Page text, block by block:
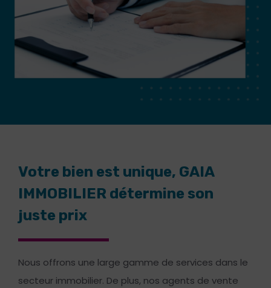
Votre bien est unique, GAIA
IMMOBILIER détermine son
juste prix
Nous offrons une large gamme de services dans le
secteur immobilier. De plus, nos agents de vente